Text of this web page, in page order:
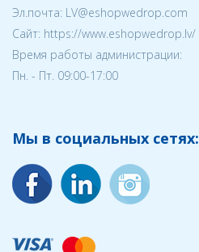
Эл.почта: LV@eshopwedrop.com
Cайт: https://www.eshopwedrop.lv/
Время работы администрации:
Пн. - Пт. 09:00-17:00
Мы в социальных сетях: